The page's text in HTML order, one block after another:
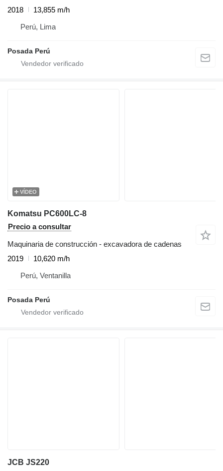
2018
13,855 m/h
Perú, Lima
Posada Perú
VÍDEO
Komatsu PC600LC-8
Precio a consultar
Maquinaria de construcción - excavadora de cadenas
2019
10,620 m/h
Perú, Ventanilla
Posada Perú
JCB JS220